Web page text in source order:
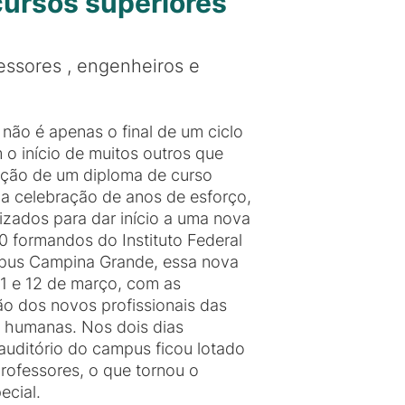
, engenheiros e
é apenas o final de um ciclo
o início de muitos outros que
de um diploma de curso
celebração de anos de esforço,
para dar início a uma nova
formandos do Instituto Federal
Campina Grande, essa nova
e 12 de março, com as
dos novos profissionais das
Nos dois dias
do campus ficou lotado
o que tornou o